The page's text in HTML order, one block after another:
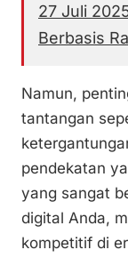
27 Juli
Berbasis
Namun,
tantangan
pendekatan
yang sangat
digital Anda,
kompetitif di